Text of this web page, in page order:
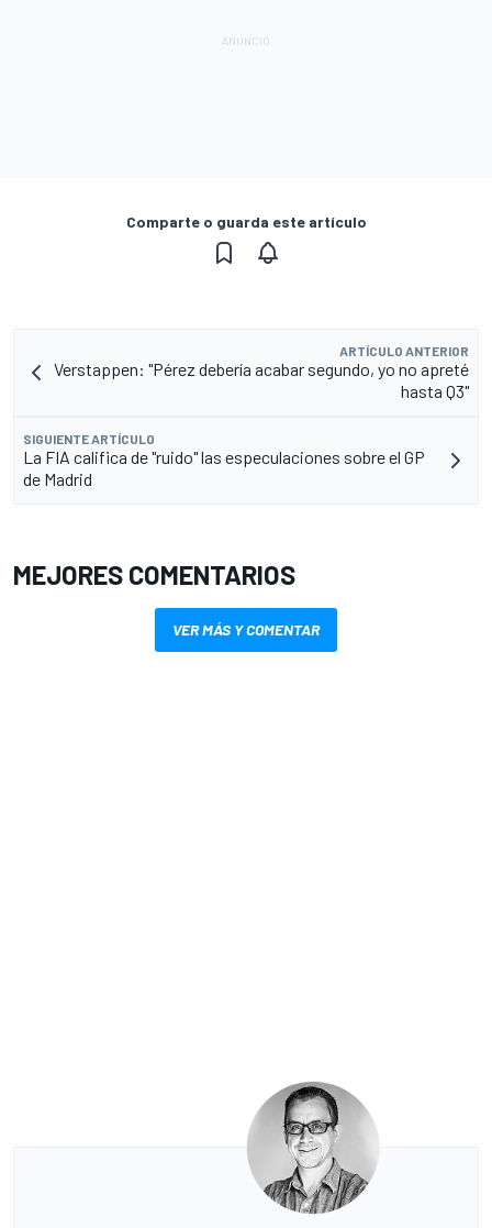
Comparte o guarda este artículo
ARTÍCULO ANTERIOR
Verstappen: "Pérez debería acabar segundo, yo no apreté
hasta Q3"
SIGUIENTE ARTÍCULO
La FIA califica de "ruido" las especulaciones sobre el GP
de Madrid
MEJORES COMENTARIOS
VER MÁS Y COMENTAR